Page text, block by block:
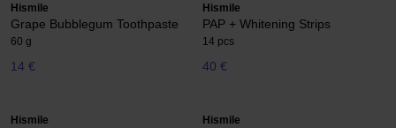
Hismile
Grape Bubblegum Toothpaste
60 g
14 €
Hismile
PAP + Whitening Strips
14 pcs
40 €
Hismile Hismile